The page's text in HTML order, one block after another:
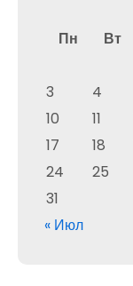
Пн
Вт
3
4
10
11
17
18
24
25
31
« Июл